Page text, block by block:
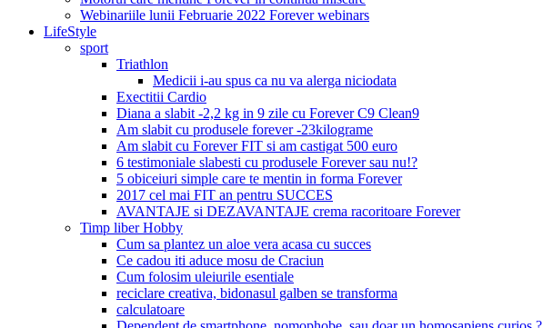
Webinariile lunii Februarie 2022 Forever webinars
LifeStyle
sport
Triathlon
Medicii i-au spus ca nu va alerga niciodata
Exectitii Cardio
Diana a slabit -2,2 kg in 9 zile cu Forever C9 Clean9
Am slabit cu produsele forever -23kilograme
Am slabit cu Forever FIT si am castigat 500 euro
6 testimoniale slabesti cu produsele Forever sau nu!?
5 obiceiuri simple care te mentin in forma Forever
2017 cel mai FIT an pentru SUCCES
AVANTAJE si DEZAVANTAJE crema racoritoare Forever
Timp liber Hobby
Cum sa plantez un aloe vera acasa cu succes
Ce cadou iti aduce mosu de Craciun
Cum folosim uleiurile esentiale
reciclare creativa, bidonasul galben se transforma
calculatoare